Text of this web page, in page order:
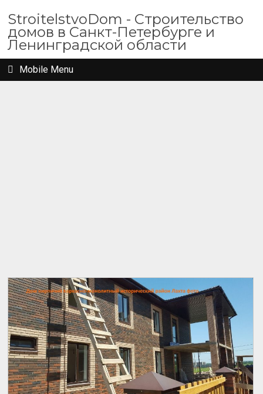
StroitelstvoDom - Строительство
домов в Санкт-Петербурге и
Ленинградской области
Mobile Menu